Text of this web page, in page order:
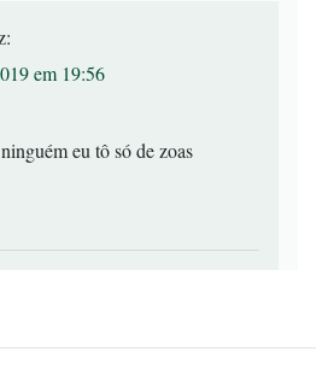
em 19:56
eu tô só de zoas